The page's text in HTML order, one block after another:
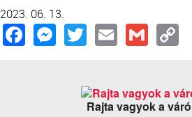
2023. 06. 13.
Facebook
Messenger
TwitterEmailGmail
Rajta vagyok a